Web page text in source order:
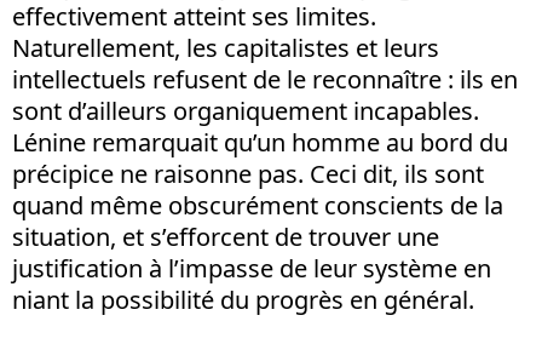
effectivement atteint ses limites.
Naturellement, les capitalistes et leurs
intellectuels refusent de le reconnaître : ils en
sont d’ailleurs organiquement incapables.
Lénine remarquait qu’un homme au bord du
précipice ne raisonne pas. Ceci dit, ils sont
quand même obscurément conscients de la
situation, et s’efforcent de trouver une
justification à l’impasse de leur système en
niant la possibilité du progrès en général.